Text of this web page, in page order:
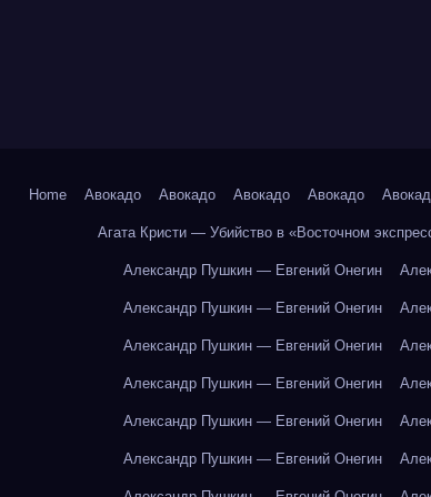
Home Авокадо Авокадо Авокадо Авокадо
Агата Кристи — Убийство в «Восточном
Александр Пушкин — Евгений Онегин
Александр Пушкин — Евгений Онегин
Александр Пушкин — Евгений Онегин
Александр Пушкин — Евгений Онегин
Александр Пушкин — Евгений Онегин
Александр Пушкин — Евгений Онегин